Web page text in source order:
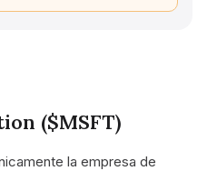
($MSFT)
la empresa de